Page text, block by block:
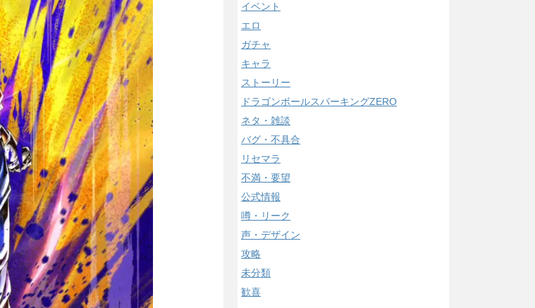
イベント
エロ
ガチャ
キャラ
ストーリー
ドラゴンボールスパーキングZERO
ネタ・雑談
バグ・不具合
リセマラ
不満・要望
公式情報
噂・リーク
声・デザイン
攻略
未分類
歓喜